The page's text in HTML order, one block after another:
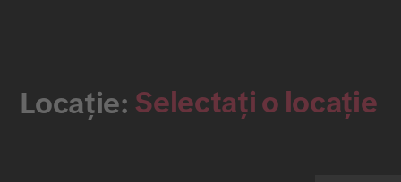
Locație: Selectați o locație